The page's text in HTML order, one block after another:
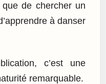
de chercher un
à danser
c’est une
remarquable.